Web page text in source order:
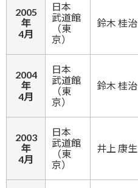
2005
年
4月
日本
武道館
（東
京）
鈴木 桂治
2004
年
4月
日本
武道館
（東
京）
鈴木 桂治
2003
年
4月
日本
武道館
（東
京）
井上 康生